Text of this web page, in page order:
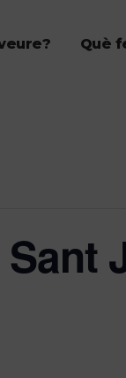
Què